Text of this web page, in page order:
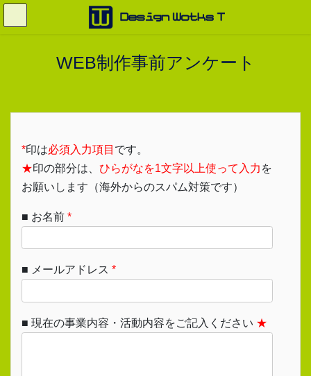
コ
ナ
WEB制作事前アンケート
*印は必須入力項目 です。
★印の部分は、 ひらがなを1文字以上使って入力 を
お願いします（海外からのスパム対策です）
■ お名前 *
■ メールアドレス *
■ 現在の事業内容・活動内容をご記入ください ★